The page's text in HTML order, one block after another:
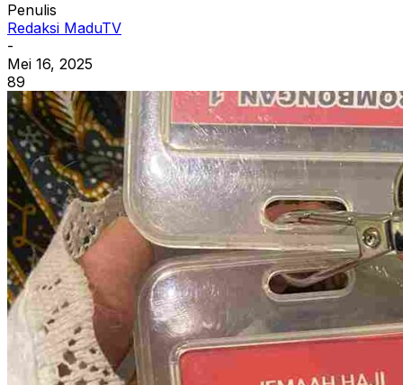
Penulis
Redaksi MaduTV
-
Mei 16, 2025
89